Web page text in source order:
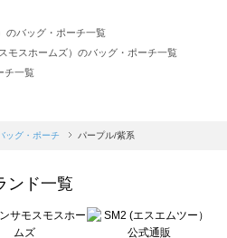
のバッグ・ポーチ一覧
モスホームズ）のバッグ・ポーチ一覧
チ一覧
ブルー）のバッグ・ポーチ一覧
ーチ一覧
一覧
）のバッグ・ポーチ一覧
ッグ・ポーチ パープル/紫系
ンド一覧